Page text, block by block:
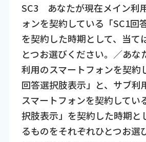
SC3 あなたが現在メイン利
ォンを契約している「SC1回
を契約した時期として、当て
とつお選びください。／あな
利用のスマートフォンを契約
回答選択肢表示」と、サブ利
スマートフォンを契約してい
択肢表示」を契約した時期と
るものをそれぞれひとつお選